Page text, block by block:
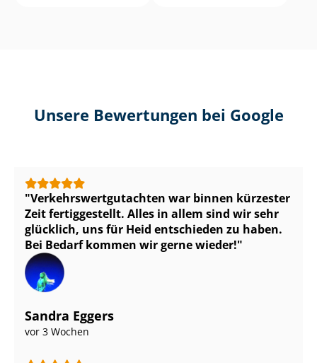
Unsere Bewertungen bei Google
Ver­kehrs­wert­gut­ach­ten war binnen kürzester
Zeit fertiggestellt. Alles in allem sind wir sehr
glücklich, uns für Heid entschieden zu haben.
Bei Bedarf kommen wir gerne wieder!
Sandra Eggers
vor 3 Wochen